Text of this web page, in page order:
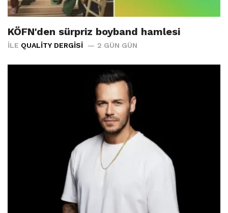
KÖFN'den sürpriz boyband hamlesi
İLE QUALITY DERGISI 2 GÜN GÜN